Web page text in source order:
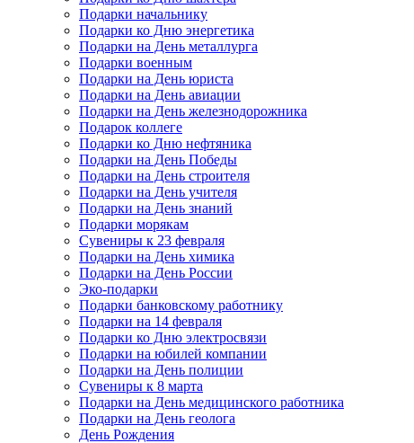
Подарки начальнику
Подарки ко Дню энергетика
Подарки на День металлурга
Подарки военным
Подарки на День юриста
Подарки на День авиации
Подарки на День железнодорожника
Подарок коллеге
Подарки ко Дню нефтяника
Подарки на День Победы
Подарки на День строителя
Подарки на День учителя
Подарки на День знаний
Подарки морякам
Сувениры к 23 февраля
Подарки на День химика
Подарки на День России
Эко-подарки
Подарки банковскому работнику
Подарки на 14 февраля
Подарки ко Дню электросвязи
Подарки на юбилей компании
Подарки на День полиции
Сувениры к 8 марта
Подарки на День медицинского работника
Подарки на День геолога
День Рождения